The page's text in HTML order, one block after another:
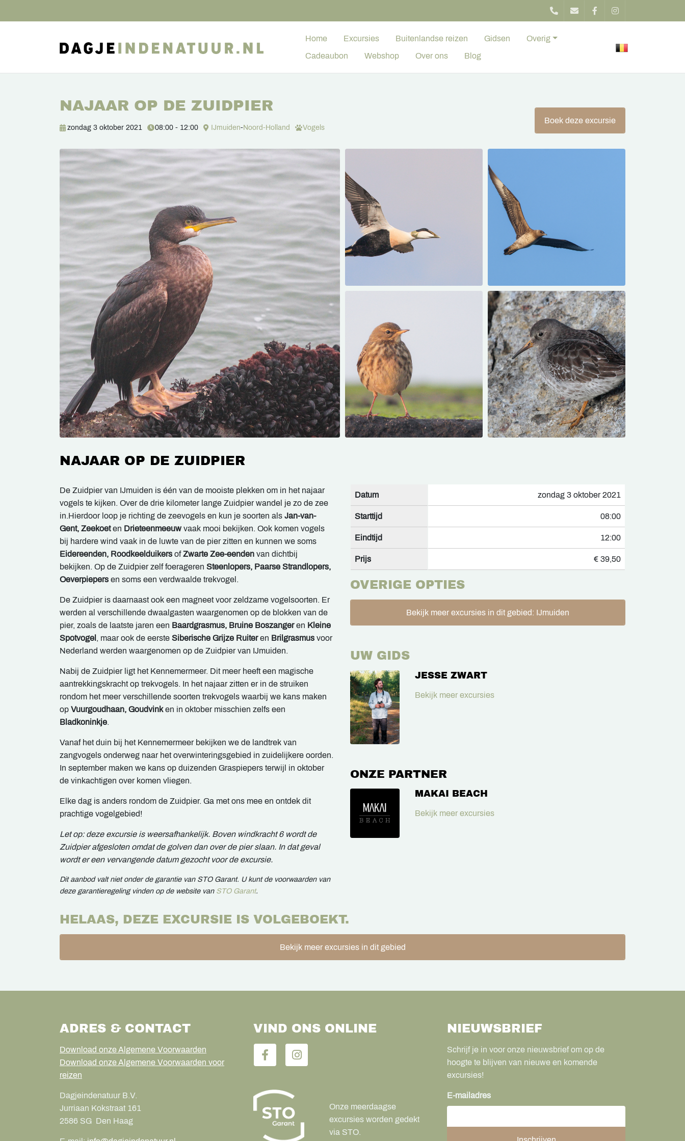
Home Excursies Buitenlandse reizen Gidsen Overig
Cadeaubon Webshop Over ons Blog
NAJAAR OP DE ZUIDPIER
zondag 3 oktober 2021 08:00 - 12:00 IJmuiden-Noord-Holland Vogels
Boek deze excursie
NAJAAR OP DE ZUIDPIER
De Zuidpier van IJmuiden is één van de mooiste plekken om in het najaar
vogels te kijken. Over de drie kilometer lange Zuidpier wandel je zo de zee
in.Hierdoor loop je richting de zeevogels en kun je soorten als Jan-van-
Gent, Zeekoeten Drieteenmeeuw vaak mooi bekijken. Ook komen vogels
bij hardere wind vaak in de luwte van de pier zitten en kunnen we soms
Eidereenden, Roodkeelduikers ofZwarte Zee-eenden van dichtbij
bekijken. Op de Zuidpier zelf foerageren Steenlopers, Paarse Strandlopers,
Oeverpiepers en soms een verdwaalde trekvogel.
De Zuidpier is daarnaast ook een magneet voor zeldzame vogelsoorten. Er
werden al verschillende dwaalgasten waargenomen op de blokken van de
pier, zoals de laatste jaren een Baardgrasmus, Bruine Boszangeren Kleine
Spotvogel , maar ook de eerste Siberische Grijze Ruiteren Brilgrasmus voor
Nederland werden waargenomen op de Zuidpier van IJmuiden.
Nabij de Zuidpier ligt het Kennemermeer. Dit meer heeft een magische
aantrekkingskracht op trekvogels. In het najaar zitten er in de struiken
rondom het meer verschillende soorten trekvogels waarbij we kans maken
op Vuurgoudhaan, Goudvinken in oktober misschien zelfs een
Bladkoninkje.
Vanaf het duin bij het Kennemermeer bekijken we de landtrek van
zangvogels onderweg naar het overwinteringsgebied in zuidelijkere oorden.
In september maken we kans op duizenden Graspiepers terwijl in oktober
de vinkachtigen over komen vliegen.
Elke dag is anders rondom de Zuidpier. Ga met ons mee en ontdek dit
prachtige vogelgebied!
Let op: deze excursie is weersafhankelijk. Boven windkracht 6 wordt de
Zuidpier afgesloten omdat de golven dan over de pier slaan. In dat geval
wordt er een vervangende datum gezocht voor de excursie.
Dit aanbod valt niet onder de garantie van STO Garant. U kunt de voorwaarden van
deze garantieregeling vinden op de website van STO Garant.
Datum zondag 3 oktober 2021
Starttijd 08:00
Eindtijd 12:00
Prijs € 39,50
OVERIGE OPTIES
Bekijk meer excursies in dit gebied: IJmuiden
UW GIDS
JESSE ZWART
Bekijk meer excursies
ONZE PARTNER
MAKAI BEACH
Bekijk meer excursies
HELAAS, DEZE EXCURSIE IS VOLGEBOEKT.
Bekijk meer excursies in dit gebied
ADRES & CONTACT
Download onze Algemene Voorwaarden
Download onze Algemene Voorwaarden voor
reizen
Dagjeindenatuur B.V.
Jurriaan Kokstraat 161
2586 SG Den Haag
VIND ONS ONLINE
Onze meerdaagse
excursies worden gedekt
via STO.
NIEUWSBRIEF
Schrijf je in voor onze nieuwsbrief om op de
hoogte te blijven van nieuwe en komende
excursies!
E-mailadres